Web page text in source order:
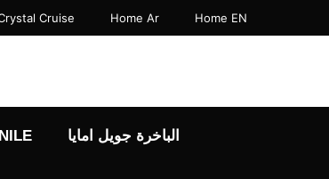
Home EN
Home Ar
Cruise
الباخرة جويل امايا